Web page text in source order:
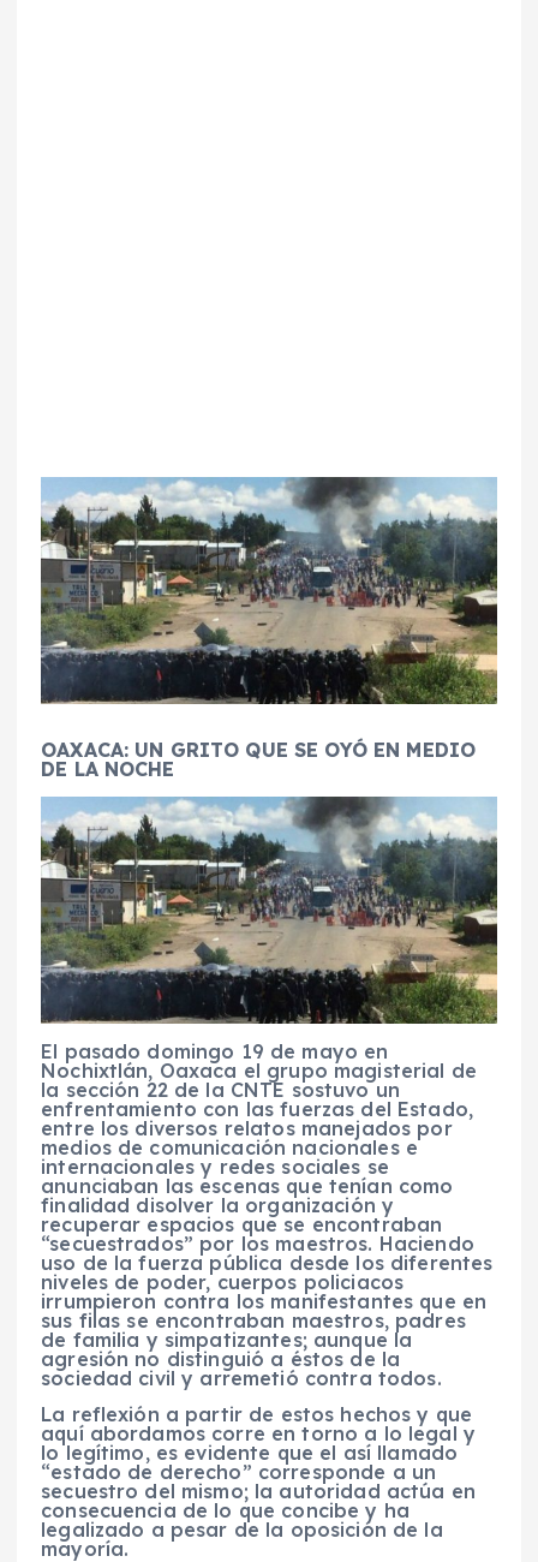
OAXACA: UN GRITO QUE SE OYÓ EN MEDIO
DE LA NOCHE
El pasado domingo 19 de mayo en
Nochixtlán, Oaxaca el grupo magisterial de
la sección 22 de la CNTE sostuvo un
enfrentamiento con las fuerzas del Estado,
entre los diversos relatos manejados por
medios de comunicación nacionales e
internacionales y redes sociales se
anunciaban las escenas que tenían como
finalidad disolver la organización y
recuperar espacios que se encontraban
“secuestrados” por los maestros. Haciendo
uso de la fuerza pública desde los diferentes
niveles de poder, cuerpos policiacos
irrumpieron contra los manifestantes que en
sus filas se encontraban maestros, padres
de familia y simpatizantes; aunque la
agresión no distinguió a éstos de la
sociedad civil y arremetió contra todos.
La reflexión a partir de estos hechos y que
aquí abordamos corre en torno a lo legal y
lo legítimo, es evidente que el así llamado
“estado de derecho” corresponde a un
secuestro del mismo; la autoridad actúa en
consecuencia de lo que concibe y ha
legalizado a pesar de la oposición de la
mayoría.